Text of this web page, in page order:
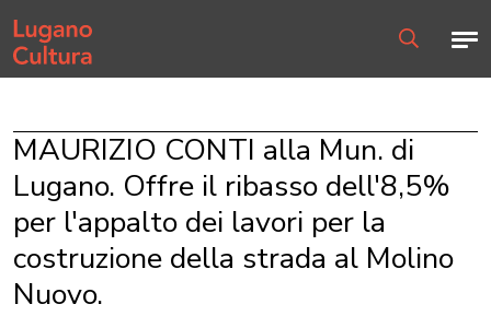
Home page
MAURIZIO CONTI alla Mun. di
Lugano. Offre il ribasso dell'8,5%
per l'appalto dei lavori per la
costruzione della strada al Molino
Nuovo.